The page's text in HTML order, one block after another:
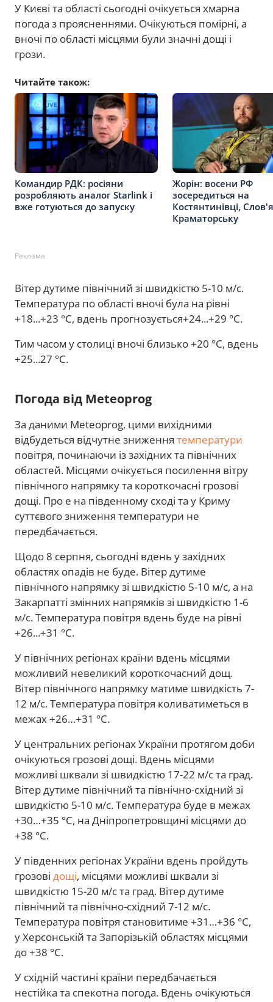
У Києві та області сьогодні очікується хмарна
погода з проясненнями. Очікуються помірні, а
вночі по області місцями були значні дощі і
грози.
Читайте також:
Командир РДК: росіяни
розробляють аналог Starlink і
вже готуються до запуску
Жорін: восени РФ
зосередиться на
Костянтинівці,
Краматорську
Реклама
Вітер дутиме північний зі швидкістю 5-10 м/с.
Температура по області вночі була на рівні
+18...+23 °С, вдень прогнозується+24...+29 °С.
Тим часом у столиці вночі близько +20 °С, вдень
+25...27 °С.
Погода від Meteoprog
За даними Meteoprog, цими вихідними
відбудеться відчутне зниження температури
повітря, починаючи із західних та північних
областей. Місцями очікується посилення вітру
північного напрямку та короткочасні грозові
дощі. Про е на південному сході та у Криму
суттєвого зниження температури не
передбачається.
Щодо 8 серпня, сьогодні вдень у західних
областях опадів не буде. Вітер дутиме
північного напрямку зі швидкістю 5-10 м/с, а на
Закарпатті змінних напрямків зі швидкістю 1-6
м/с. Температура повітря вдень буде на рівні
+26...+31 °С.
У північних регіонах країни вдень місцями
можливий невеликий короткочасний дощ.
Вітер північного напрямку матиме швидкість 7-
12 м/с. Температура повітря коливатиметься в
межах +26…+31 °С.
У центральних регіонах України протягом доби
очікуються грозові дощі. Вдень місцями
можливі шквали зі швидкістю 17-22 м/с та град.
Вітер дутиме північний та північно-східний зі
швидкістю 5-10 м/с. Температура буде в межах
+30…+35 °С, на Дніпропетровщині місцями до
+38 °С.
У південних регіонах України вдень пройдуть
грозові дощі, місцями можливі шквали зі
швидкістю 15-20 м/с та град. Вітер дутиме
північний та північно-східний 7-12 м/с.
Температура повітря становитиме +31…+36 °С,
у Херсонській та Запорізькій областях місцями
до +38 °С.
У східній частині країни передбачається
нестійка та спекотна погода. Вдень очікуються